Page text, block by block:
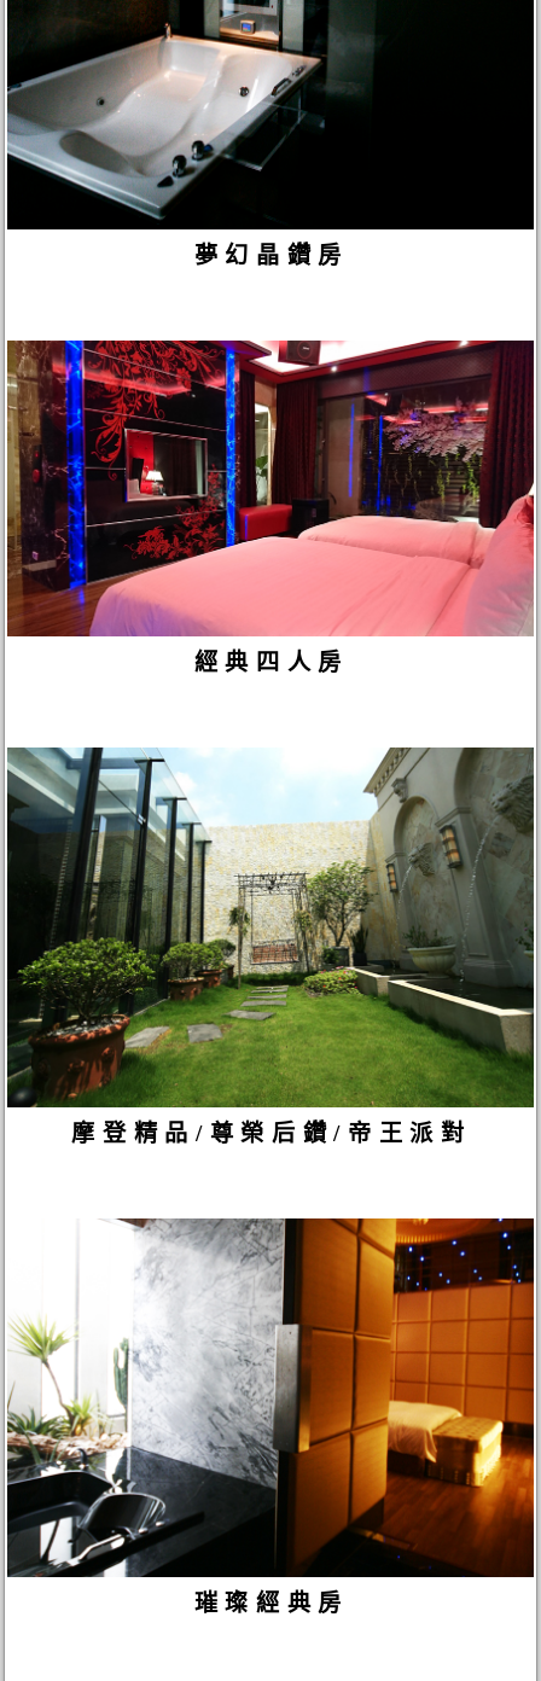
夢幻晶鑽房
經典四人房
摩登精品/尊榮后鑽/帝王派對
璀璨經典房